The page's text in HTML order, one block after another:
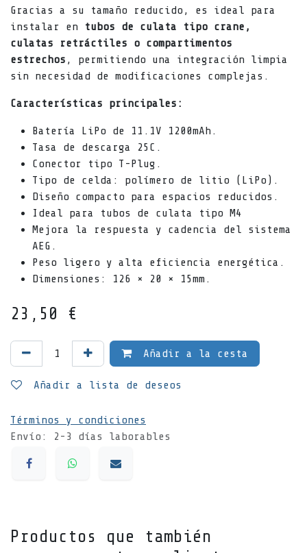
Gracias a su tamaño reducido, es ideal para
instalar en
tubos de culata tipo crane,
culatas retráctiles o compartimentos
estrechos , permitiendo una integración limpia
sin necesidad de modificaciones complejas.
Características principales:
Batería LiPo de 11.1V 1200mAh.
Tasa de descarga 25C.
Conector tipo T-Plug.
Tipo de celda: polímero de litio (LiPo).
Diseño compacto para espacios reducidos.
Ideal para tubos de culata tipo M4
Mejora la respuesta y cadencia del sistema
AEG.
Peso ligero y alta eficiencia energética.
Dimensiones: 126 × 20 × 15mm.
23,50 €
Añadir a la cesta
Añadir a lista de deseos
Términos y condiciones
Envío: 2-3 días laborables
Productos que también